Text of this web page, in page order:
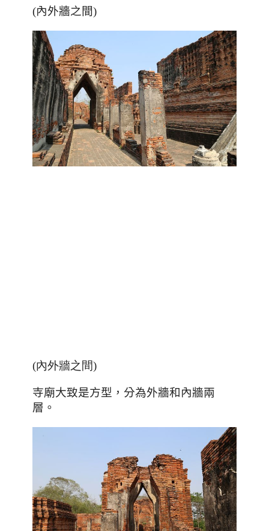
(內外牆之間)
(內外牆之間)
寺廟大致是方型 ，分為外牆和內牆兩
層。